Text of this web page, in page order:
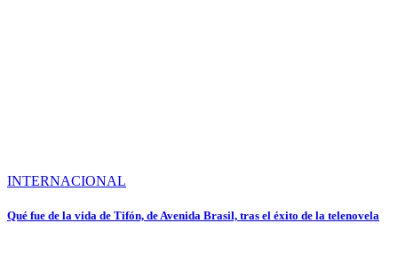
INTERNACIONAL
Qué fue de la vida de Tifón, de Avenida Brasil, tras el éxito de la telenovela